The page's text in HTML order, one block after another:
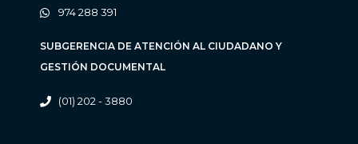
974 288 391
SUBGERENCIA DE ATENCIÓN AL CIUDADANO Y
GESTIÓN DOCUMENTAL
(01) 202 - 3880